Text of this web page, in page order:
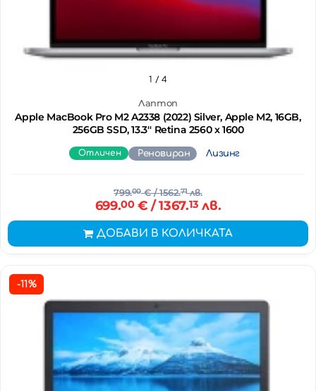
Лаптоп
Apple MacBook Pro M2 A2338 (2022) Silver, Apple M2, 16GB,
256GB SSD, 13.3'' Retina 2560 x 1600
1 / 4
Отличен Реновиран Лизинг
799.00€/ 1562.71лв.
699.00€ / 1367.13 лв.
ДОБАВИ В КОЛИЧКАТА
-11%